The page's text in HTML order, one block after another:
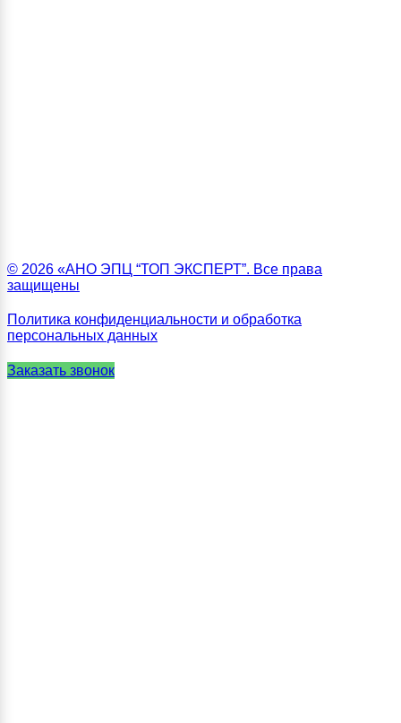
© 2026 «АНО ЭПЦ “ТОП ЭКСПЕРТ”. Все права
защищены
Политика конфиденциальности и обработка
персональных данных
Заказать звонок